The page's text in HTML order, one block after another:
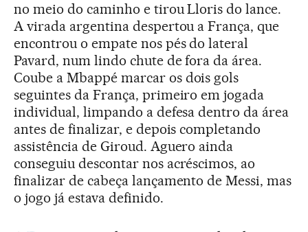
no meio do caminho e tirou Lloris do lance.
A virada argentina despertou a França, que
encontrou o empate nos pés do lateral
Pavard, num lindo chute de fora da área.
Coube a Mbappé marcar os dois gols
seguintes da França, primeiro em jogada
individual, limpando a defesa dentro da área
antes de finalizar, e depois completando
assistência de Giroud. Aguero ainda
conseguiu descontar nos acréscimos, ao
finalizar de cabeça lançamento de Messi, mas
o jogo já estava definido.